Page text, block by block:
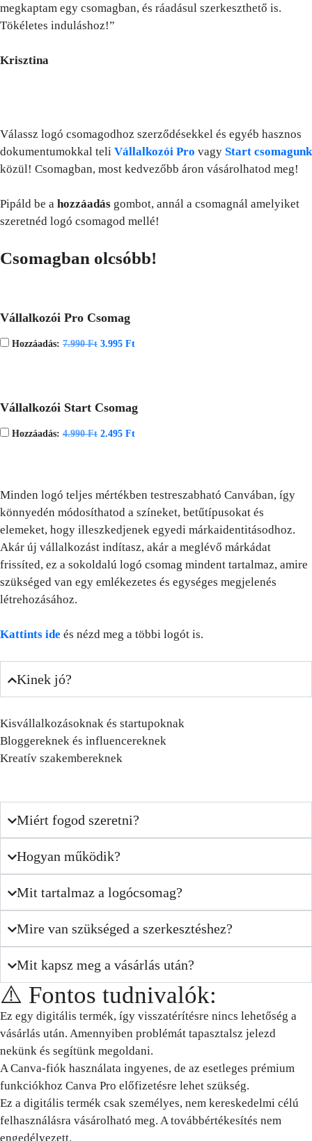
megkaptam egy csomagban, és ráadásul szerkeszthető is.
Tökéletes induláshoz!”
Krisztina
Válassz logó csomagodhoz szerződésekkel és egyéb hasznos
dokumentumokkal teli Vállalkozói Pro vagy Start csomagunk
közül! Csomagban, most kedvezőbb áron vásárolhatod meg!
Pipáld be a hozzáadás gombot, annál a csomagnál amelyiket
szeretnéd logó csomagod mellé!
Csomagban olcsóbb!
Vállalkozói Pro Csomag
Hozzáadás: 7.990Ft 3.995 Ft
Vállalkozói Start Csomag
Hozzáadás: 4.990Ft 2.495 Ft
Minden logó teljes mértékben testreszabható Canvában, így
könnyedén módosíthatod a színeket, betűtípusokat és
elemeket, hogy illeszkedjenek egyedi márkaidentitásodhoz.
Akár új vállalkozást indítasz, akár a meglévő márkádat
frissíted, ez a sokoldalú logó csomag mindent tartalmaz, amire
szükséged van egy emlékezetes és egységes megjelenés
létrehozásához.
Kattints ide és nézd meg a többi logót is.
Kinek jó?
Kisvállalkozásoknak és startupoknak
Bloggereknek és influencereknek
Kreatív szakembereknek
Miért fogod szeretni?
Hogyan működik?
Mit tartalmaz a logócsomag?
Mire van szükséged a szerkesztéshez?
Mit kapsz meg a vásárlás után?
⚠️ Fontos tudnivalók:
Ez egy digitális termék, így visszatérítésre nincs lehetőség a
vásárlás után. Amennyiben problémát tapasztalsz jelezd
nekünk és segítünk megoldani.
A Canva-fiók használata ingyenes, de az esetleges prémium
funkciókhoz Canva Pro előfizetésre lehet szükség.
Ez a digitális termék csak személyes, nem kereskedelmi célú
felhasználásra vásárolható meg. A továbbértékesítés nem
engedélyezett.